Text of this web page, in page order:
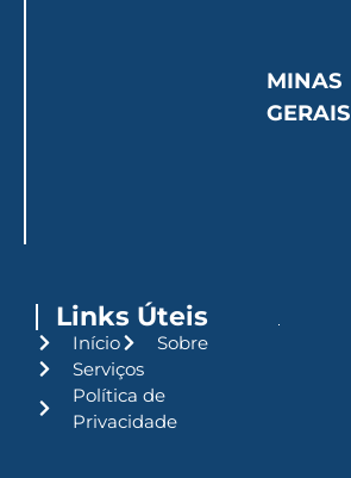
MINAS
GERAIS
Links Úteis
Início
Sobre
Serviços
Política de
Privacidade